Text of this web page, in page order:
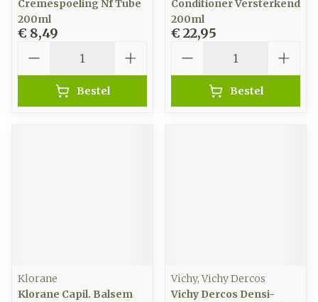
Cremespoeling Nf Tube
200ml
€ 8,49
Bestel
Conditioner Versterkend
200ml
€ 22,95
Bestel
Klorane
Klorane Capil. Balsem
Vichy, Vichy Dercos
Vichy Dercos Densi-